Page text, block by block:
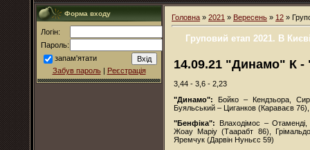
Форма входу
Логін:
Пароль:
запам'ятати
Забув пароль| Реєстрація
Головна » 2021 » Вересень » 12 »
Груповий етап 2021. В
14.09.21 "Динамо" К -
3,44 - 3,6 - 2,23
"Динамо": Бойко – Кендзьора,
Буяльський – Циганков (Караваєв
"Бенфіка": Влаходімос –
Жоау Маріу (Таарабт 86),
Яремчук (Дарвін Нуньєс 59)